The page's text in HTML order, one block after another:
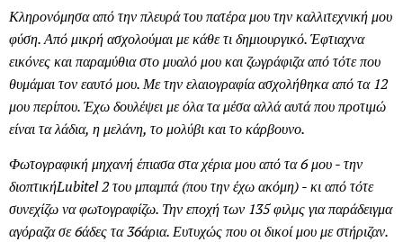
Κληρονόμησα από την πλευρά του πατέρα μου την καλλιτεχνική μου
φύση. Από μικρή ασχολούμαι με κάθε τι δημιουργικό. Έφτιαχνα
εικόνες και παραμύθια στο μυαλό μου και ζωγράφιζα από τότε που
θυμάμαι τον εαυτό μου. Με την ελαιογραφία ασχολήθηκα από τα 12
μου περίπου. Έχω δουλέψει με όλα τα μέσα αλλά αυτά που προτιμώ
είναι τα λάδια, η μελάνη, το μολύβι και το κάρβουνο.
Φωτογραφική μηχανή έπιασα στα χέρια μου από τα 6 μου - την
διοπτικήLubitel2 του μπαμπά (που την έχω ακόμη) - κι από τότε
συνεχίζω να φωτογραφίζω. Την εποχή των 135 φιλμς για παράδειγμα
αγόραζα σε 6άδες τα 36άρια. Ευτυχώς που οι δικοί μου με στήριζαν.